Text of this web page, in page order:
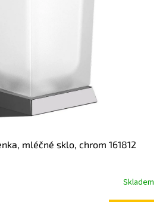
mléčné sklo, chrom 161812
Skladem